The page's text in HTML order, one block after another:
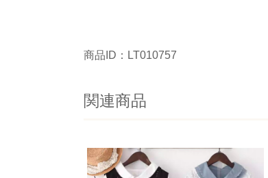
商品ID：LT010757
関連商品